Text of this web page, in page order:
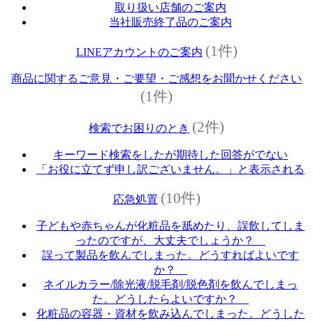
取り扱い店舗のご案内
当社販売終了品のご案内
LINEアカウントのご案内 (1件)
商品に関するご意見・ご要望・ご感想をお聞かせください
(1件)
検索でお困りのとき (2件)
キーワード検索をしたが期待した回答がでない
「お役に立てず申し訳ございません。」と表示される
応急処置 (10件)
子どもや赤ちゃんが化粧品を舐めたり、誤飲してしま
ったのですが、大丈夫でしょうか？
誤って製品を飲んでしまった。どうすればよいです
か？
ネイルカラー/除光液/脱毛剤/脱色剤を飲んでしまっ
た。どうしたらよいですか？
化粧品の容器・資材を飲み込んでしまった。どうした